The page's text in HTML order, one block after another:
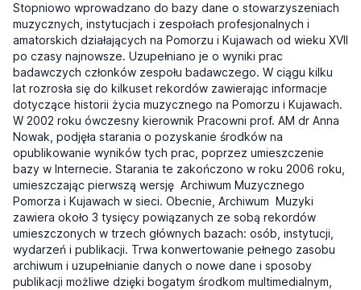
Stopniowo wprowadzano do bazy dane o stowarzyszeniach
muzycznych, instytucjach i zespołach profesjonalnych i
amatorskich działających na Pomorzu i Kujawach od wieku XVII
po czasy najnowsze. Uzupełniano je o wyniki prac
badawczych członków zespołu badawczego. W ciągu kilku
lat rozrosła się do kilkuset rekordów zawierając informacje
dotyczące historii życia muzycznego na Pomorzu i Kujawach.
W 2002 roku ówczesny kierownik Pracowni prof. AM dr Anna
Nowak, podjęła starania o pozyskanie środków na
opublikowanie wyników tych prac, poprzez umieszczenie
bazy w Internecie. Starania te zakończono w roku 2006 roku,
umieszczając pierwszą wersję Archiwum Muzycznego
Pomorza i Kujawach w sieci. Obecnie, Archiwum Muzyki
zawiera około 3 tysięcy powiązanych ze sobą rekordów
umieszczonych w trzech głównych bazach: osób, instytucji,
wydarzeń i publikacji. Trwa konwertowanie pełnego zasobu
archiwum i uzupełnianie danych o nowe dane i sposoby
publikacji możliwe dzięki bogatym środkom multimedialnym,